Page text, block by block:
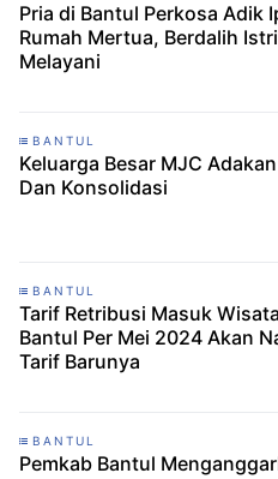
Pria di Bantul Perkosa Adik
Rumah Mertua, Berdalih
Melayani
BANTUL
Keluarga Besar MJC
Dan Konsolidasi
BANTUL
Tarif Retribusi Masuk
Bantul Per Mei 2024 Akan
Tarif Barunya
BANTUL
Pemkab Bantul